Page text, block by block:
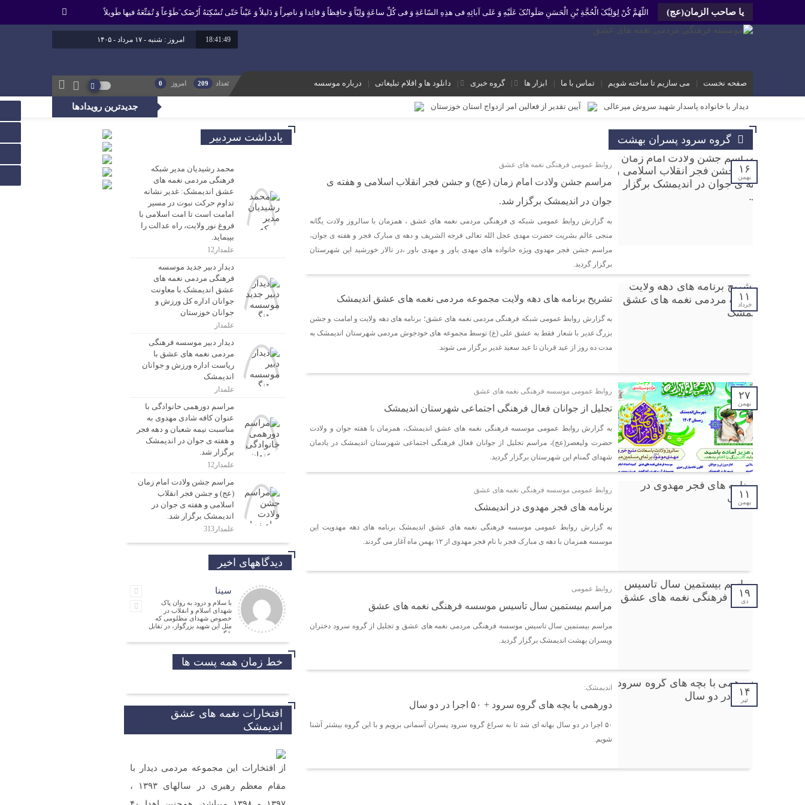
یا صاحب الزمان(عج) اللّهُمَّ کُنْ لِوَلِیِّکَ الْحُجَّةِ بْنِ الْحَسَنِ صَلَواتُکَ عَلَیْهِ وَ عَلى آبائِهِ فی هذِهِ السّاعَةِ وَ فی کُلِّ ساعَةٍ وَلِیّاً وَ حافِظاً وَ قائِدا ‏وَ ناصِراً وَ دَلیلاً وَ عَیْناً حَتّى تُسْکِنَهُ أَرْضَک َطَوْعاً وَ تُمَتِّعَهُ فیها طَویلاً
18:41:50 امروز : شنبه - ۱۷ مرداد - ۱۴۰۵
برابر با : Saturday - 8 August - 2026
صفحه نخست می سازیم تا ساخته شویم تماس با ما ابزار ها گروه خبری دانلود ها و اقلام تبلیغاتی درباره موسسه تعداد 209 امروز 0
جدیدترین رویدادها دیدار با خانواده پاسدار شهید سروش میرعالی آیین تقدیر از فعالین امر ازدواج استان خوزستان
محمد رشیدیان مدیر شبکه فرهنگی مردمی نغمه های عشق اندیمشک: غدیر نشانه تداوم حرکت نبوت در مسیر امامت است تا امت اسلامی با فروغ نور ولایت، راه عدالت را بپیماید.
برگزاری کارگاه کارآفرینی اجتماعی و راه اندازی پروژه های کوچک و موثر در موسسه فرهنگی مردمی نغمه های عشق اندیمشک
دیدار دبیر جدید موسسه فرهنگی مردمی نغمه های عشق اندیمشک با معاونت جوانان اداره کل ورزش و جوانان خوزستان
دیدار دبیر موسسه فرهنگی مردمی نغمه های عشق با ریاست اداره ورزش و جوانان اندیمشک
مراسم دورهمی خانوادگی با عنوان کافه شادی مهدوی به مناسبت نیمه شعبان و دهه فجر و هفته ی جوان در اندیمشک برگزار شد.
مراسم جشن ولادت امام زمان (عج) و جشن فجر انقلاب اسلامی و هفته ی جوان در اندیمشک برگزار شد.
تشریح برنامه های دهه مهدویت شبکه فرهنگی مردمی نغمه های عشق اندیمشک
گروه سرود پسران بهشت
۱۶
بهمن
روابط عمومی فرهنگی نغمه های عشق
مراسم جشن ولادت امام زمان (عج) و جشن فجر انقلاب اسلامی و هفته ی
جوان در اندیمشک برگزار شد.
به گزارش روابط عمومی شبکه ی فرهنگی مردمی نغمه های عشق ، همزمان با سالروز ولادت یگانه
منجی عالم بشریت حضرت مهدی عجل الله تعالی فرجه الشریف و دهه ی مبارک فجر و هفته ی جوان،
مراسم جشن فجر مهدوی ویژه خانواده های مهدی یاور و مهدی باور ،در تالار خورشید این شهرستان
برگزار گردید.
۱۱
خرداد
تشریح برنامه های دهه ولایت مجموعه مردمی نغمه های عشق اندیمشک
به گزارش روابط عمومی شبکه فرهنگی مردمی نغمه های عشق؛ برنامه های دهه ولایت و امامت و جشن
بزرگ غدیر با شعار فقط به عشق علی (ع) توسط مجموعه های خودجوش مردمی شهرستان اندیمشک به
مدت ده روز از عید قربان تا عید سعید غدیر برگزار می شوند.
۲۷
بهمن
روابط عمومی موسسه فرهنگی نغمه های عشق
تجلیل از جوانان فعال فرهنگی اجتماعی شهرستان اندیمشک
به گزارش روابط عمومی موسسه فرهنگی نغمه های عشق اندیمشک، همزمان با هفته جوان و ولادت
حضرت ولیعصر(عج)، مراسم تجلیل از جوانان فعال فرهنگی اجتماعی شهرستان اندیمشک در یادمان
شهدای گمنام این شهرستان برگزار گردید.
۱۱
بهمن
روابط عمومی موسسه فرهنگی نغمه های عشق
برنامه های فجر مهدوی در اندیمشک
به گزارش روابط عمومی موسسه فرهنگی نغمه های عشق اندیمشک برنامه های دهه مهدویت این
موسسه همزمان با دهه ی مبارک فجر با نام فجر مهدوی از ۱۲ بهمن ماه آغاز می گردند.
۱۹
دی
روابط عمومی
مراسم بیستمین سال تاسیس موسسه فرهنگی نغمه های عشق
مراسم بیستمین سال تاسیس موسسه فرهنگی مردمی نغمه های عشق و تجلیل از گروه سرود دختران
وپسران بهشت اندیمشک برگزار گردید.
۱۴
تیر
اندیمشک:
دورهمی با بچه های گروه سرود + ۵۰ اجرا در دو سال
۵۰ اجرا در دو سال بهانه ای شد تا به سراغ گروه سرود پسران آسمانی برویم و با این گروه بیشتر آشنا
شویم.
یادداشت سردبیر
محمد رشیدیان مدیر شبکه
فرهنگی مردمی نغمه های
عشق اندیمشک: غدیر نشانه
تداوم حرکت نبوت در مسیر
امامت است تا امت اسلامی با
فروغ نور ولایت، راه عدالت را
بپیماید.
علمدار12
دیدار دبیر جدید موسسه
فرهنگی مردمی نغمه های
عشق اندیمشک با معاونت
جوانان اداره کل ورزش و
جوانان خوزستان
علمدار
دیدار دبیر موسسه فرهنگی
مردمی نغمه های عشق با
ریاست اداره ورزش و جوانان
اندیمشک
علمدار
مراسم دورهمی خانوادگی با
عنوان کافه شادی مهدوی به
مناسبت نیمه شعبان و دهه فجر
و هفته ی جوان در اندیمشک
برگزار شد.
علمدار12
مراسم جشن ولادت امام زمان
(عج) و جشن فجر انقلاب
اسلامی و هفته ی جوان در
اندیمشک برگزار شد.
علمدار313
دیدگاههای اخیر
سینا
با سلام و درود به روان پاک
شهدای اسلام و انقلاب در
خصوص شهدای مظلومی که
مثل این شهید بزرگوار، در تقابل
با گروه
جمالی نسب
موفق باشید و تندرست
مهدی شریفی
خداروشکر که جوانانی مثه شما
داریم.
مدیر
سلام و ارادت. بله از طریق خط
تلفن شما در شبکه های مجازی
ارسال گردید.
خط زمان همه پست ها
افتخارات نغمه های عشق
اندیمشک
از افتخارات این مجموعه مردمی دیدار با
مقام معظم رهبری در سالهای ۱۳۹۳ ،